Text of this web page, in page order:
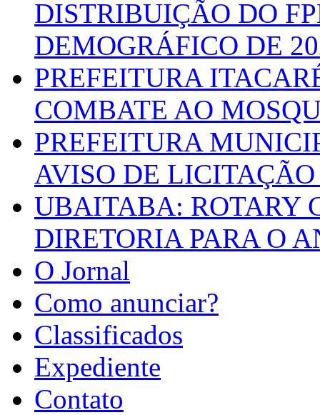
DISTRIBUIÇÃO DO
DEMOGRÁFICO DE
PREFEITURA
COMBATE AO
PREFEITURA
AVISO DE LICITAÇÃO
UBAITABA: ROTARY
DIRETORIA PARA O
O Jornal
Como anunciar?
Classificados
Expediente
Contato